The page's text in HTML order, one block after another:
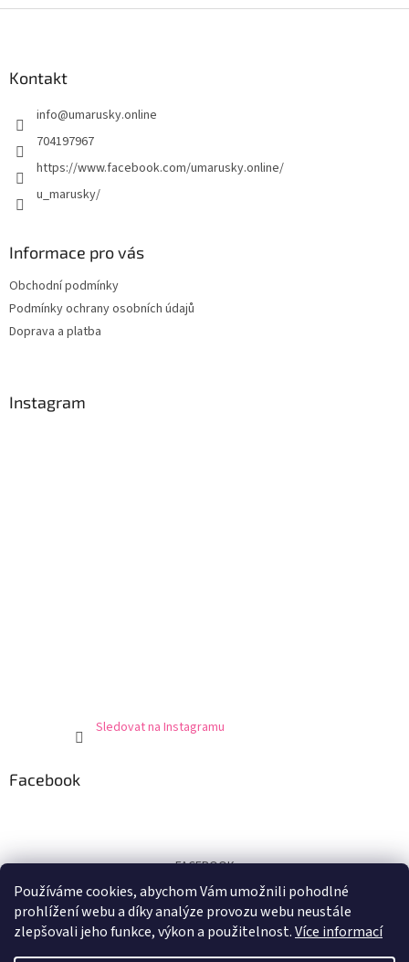
Používáme cookies, abychom Vám umožnili pohodlné
prohlížení webu a díky analýze provozu webu neustále
zlepšovali jeho funkce, výkon a použitelnost.Více informací
Kontakt
info@umarusky.online
704197967
https://www.facebook.com/umarusky.online/
u_marusky/
Informace pro vás
Obchodní podmínky
Podmínky ochrany osobních údajů
Doprava a platba
Instagram
Sledovat na Instagramu
Facebook
FACEBOOK
Certifikát